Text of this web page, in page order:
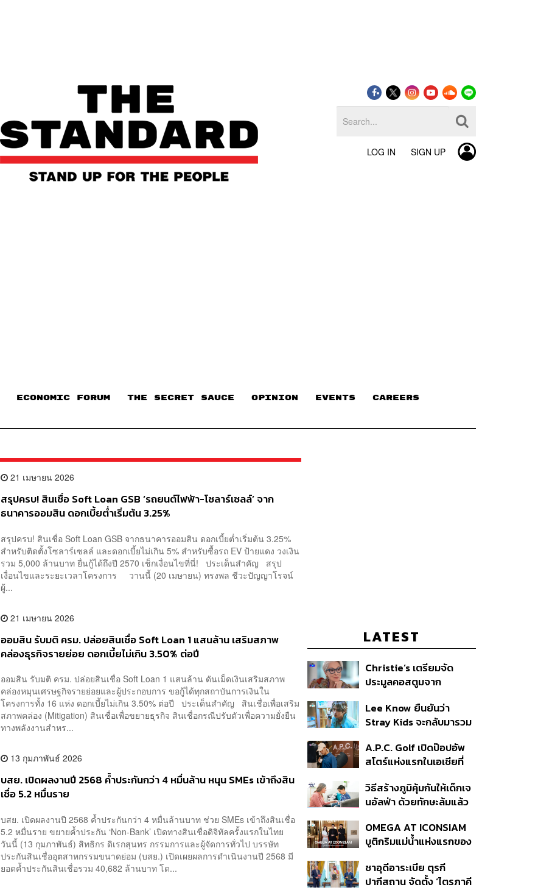
LOG IN SIGN UP
ECONOMIC FORUM THE SECRET SAUCE​ OPINION EVENTS CAREERS
21 เมษายน 2026
สรุปครบ! สินเชื่อ Soft Loan GSB ‘รถยนต์ไฟฟ้า-โซลาร์เซลล์’ จาก
ธนาคารออมสิน ดอกเบี้ยต่ำเริ่มต้น 3.25%
สรุปครบ! สินเชื่อ Soft Loan GSB จากธนาคารออมสิน ดอกเบี้ยต่ำเริ่มต้น 3.25%
สำหรับติดตั้งโซลาร์เซลล์ และดอกเบี้ยไม่เกิน 5% สำหรับซื้อรถ EV ป้ายแดง วงเงิน
รวม 5,000 ล้านบาท ยื่นกู้ได้ถึงปี 2570 เช็กเงื่อนไขที่นี่! ประเด็นสำคัญ สรุป
เงื่อนไขและระยะเวลาโครงการ วานนี้ (20 เมษายน) ทรงพล ชีวะปัญญาโรจน์
ผู้...
21 เมษายน 2026
ออมสิน รับมติ ครม. ปล่อยสินเชื่อ Soft Loan 1 แสนล้าน เสริมสภาพ
คล่องธุรกิจรายย่อย ดอกเบี้ยไม่เกิน 3.50% ต่อปี
ออมสิน รับมติ ครม. ปล่อยสินเชื่อ Soft Loan 1 แสนล้าน ดันเม็ดเงินเสริมสภาพ
คล่องหมุนเศรษฐกิจรายย่อยและผู้ประกอบการ ขอกู้ได้ทุกสถาบันการเงินใน
โครงการทั้ง 16 แห่ง ดอกเบี้ยไม่เกิน 3.50% ต่อปี ประเด็นสำคัญ สินเชื่อเพื่อเสริม
สภาพคล่อง (Mitigation) สินเชื่อเพื่อขยายธุรกิจ สินเชื่อกรณีปรับตัวเพื่อความยั่งยืน
ทางพลังงานสำหร...
13 กุมภาพันธ์ 2026
บสย. เปิดผลงานปี 2568 ค้ำประกันกว่า 4 หมื่นล้าน หนุน SMEs เข้าถึงสิน
เชื่อ 5.2 หมื่นราย
บสย. เปิดผลงานปี 2568 ค้ำประกันกว่า 4 หมื่นล้านบาท ช่วย SMEs เข้าถึงสินเชื่อ
5.2 หมื่นราย ขยายค้ำประกัน ‘Non-Bank’ เปิดทางสินเชื่อดิจิทัลครั้งแรกในไทย
วันนี้ (13 กุมภาพันธ์) สิทธิกร ดิเรกสุนทร กรรมการและผู้จัดการทั่วไป บรรษัท
ประกันสินเชื่ออุตสาหกรรมขนาดย่อม (บสย.) เปิดเผยผลการดำเนินงานปี 2568 มี
ยอดค้ำประกันสินเชื่อรวม 40,682 ล้านบาท โด...
LATEST
Christie’s เตรียมจัด
ประมูลคอสตูมจาก
Wears Prada 2
Lee Know ยืนยันว่า
Stray Kids จะกลับมารวม
กรมรับใช้ชาติ
A.P.C. Golf เปิดป๊อปอัพ
สโตร์แห่งแรกในเอเชียที่
วิธีสร้างภูมิคุ้มกันให้เด็กเจ
นอัลฟ่า ด้วยทักษะล้มแล้ว
OMEGA AT ICONSIAM
บูติกริมแม่น้ำแห่งแรกของ
ซาอุดีอาระเบีย ตุรกี
ปากีสถาน จัดตั้ง ‘ไตรภาคี